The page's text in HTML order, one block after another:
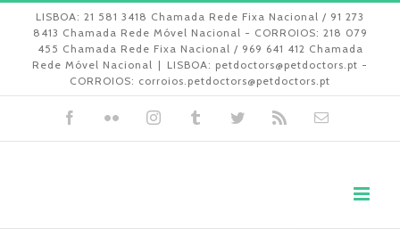
content
LISBOA: 21 581 3418 Chamada Rede Fixa Nacional / 91 273
8413 Chamada Rede Móvel Nacional - CORROIOS: 218 079
455 Chamada Rede Fixa Nacional / 969 641 412 Chamada
Rede Móvel Nacional | LISBOA: petdoctors@petdoctors.pt -
CORROIOS: corroios.petdoctors@petdoctors.pt
FacebookFlickr InstagramTumblrTwitter
Email
mas